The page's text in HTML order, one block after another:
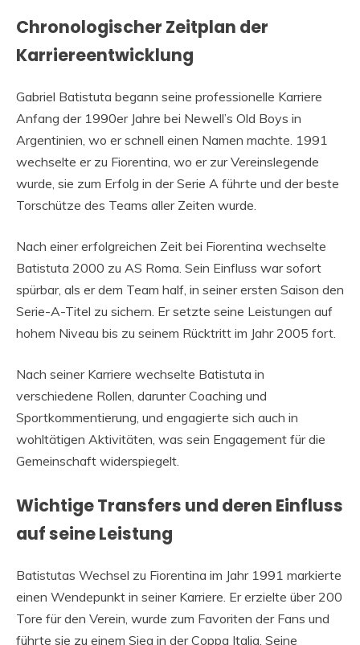
Chronologischer Zeitplan der
Karriereentwicklung
Gabriel Batistuta begann seine professionelle Karriere
Anfang der 1990er Jahre bei Newell’s Old Boys in
Argentinien, wo er schnell einen Namen machte. 1991
wechselte er zu Fiorentina, wo er zur Vereinslegende
wurde, sie zum Erfolg in der Serie A führte und der beste
Torschütze des Teams aller Zeiten wurde.
Nach einer erfolgreichen Zeit bei Fiorentina wechselte
Batistuta 2000 zu AS Roma. Sein Einfluss war sofort
spürbar, als er dem Team half, in seiner ersten Saison den
Serie-A-Titel zu sichern. Er setzte seine Leistungen auf
hohem Niveau bis zu seinem Rücktritt im Jahr 2005 fort.
Nach seiner Karriere wechselte Batistuta in
verschiedene Rollen, darunter Coaching und
Sportkommentierung, und engagierte sich auch in
wohltätigen Aktivitäten, was sein Engagement für die
Gemeinschaft widerspiegelt.
Wichtige Transfers und deren Einfluss
auf seine Leistung
Batistutas Wechsel zu Fiorentina im Jahr 1991 markierte
einen Wendepunkt in seiner Karriere. Er erzielte über 200
Tore für den Verein, wurde zum Favoriten der Fans und
führte sie zu einem Sieg in der Coppa Italia. Seine